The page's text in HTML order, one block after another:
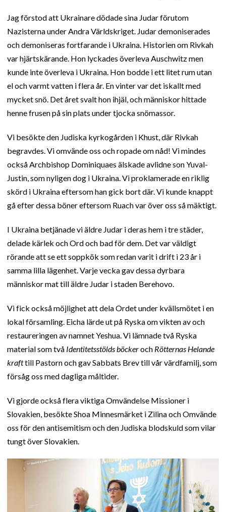
Jag förstod att Ukrainare dödade sina Judar förutom
Nazisterna under Andra Världskriget. Judar demoniserades
och demoniseras fortfarande i Ukraina. Historien om Rivkah
var hjärtskärande. Hon lyckades överleva Auschwitz men
kunde inte överleva i Ukraina. Hon bodde i ett litet rum utan
el och varmt vatten i flera år. En vinter var det iskallt med
mycket snö. Det året svalt hon ihjäl, och människor hittade
henne frusen på sin plats under tjocka snömassor.
Vi besökte den Judiska kyrkogården i Khust, där Rivkah
begravdes. Vi omvände oss och ropade om nåd! Vi mindes
också Archbishop Dominiquaes älskade avlidne son Yuval-
Justin, som nyligen dog i Ukraina. Vi proklamerade en riklig
skörd i Ukraina eftersom han gick bort där. Vi kunde knappt
gå efter dessa böner eftersom Ruach var över oss så mäktigt.
I Ukraina betjänade vi äldre Judar i deras hem i tre städer,
delade kärlek och Ord och bad för dem. Det var väldigt
rörande att se ett soppkök som redan varit i drift i 23 år i
samma lilla lägenhet. Varje vecka gav dessa dyrbara
människor mat till äldre Judar i staden Berehovo.
Vi fick också möjlighet att dela Ordet under kvällsmötet i en
lokal församling. Eicha lärde ut på Ryska om vikten av och
restaureringen av namnet Yeshua. Vi lämnade två Ryska
material som två Identitetsstölds böckeroch Rötternas Helande
krafttill Pastorn och gav Sabbats Brev till vår värdfamilj, som
försåg oss med dagliga måltider.
Vi gjorde också flera viktiga Omvändelse Missioner i
Slovakien, besökte Shoa Minnesmärket i Zilina och Omvände
oss för den antisemitism och den Judiska blodskuld som vilar
tungt över Slovakien.